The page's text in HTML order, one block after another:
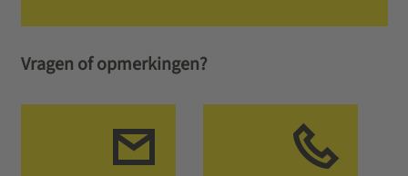
Vragen of opmerkingen?